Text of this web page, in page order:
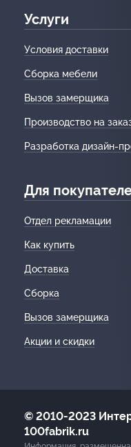
Услуги
Условия доставки
Сборка мебели
Вызов замерщика
Производство на
Разработка дизайн-
Для
Отдел рекламации
Как купить
Доставка
Сборка
Вызов замерщика
Акции и скидки
© 2010-2023
100fabrik.ru